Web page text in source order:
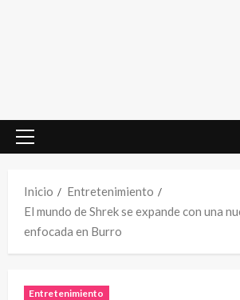
Menú
Inicio
Entretenimiento
El mundo de Shrek se expande con una
enfocada en Burro
Entretenimiento